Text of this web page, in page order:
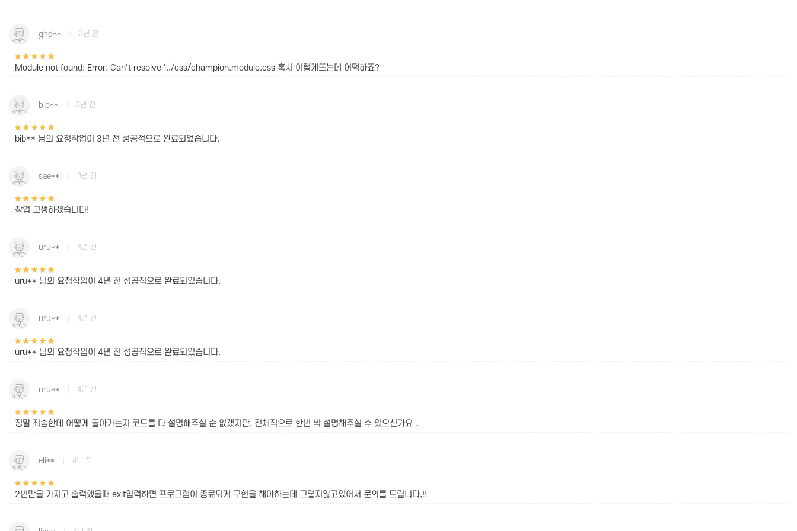
ghd** 3년 전
Module not found: Error: Can't resolve '../css/champion.module.css 혹시 이렇게뜨는데 어떡하죠?
bib** 3년 전
bib** 님의 요청작업이 3년 전 성공적으로 완료되었습니다.
sae** 3년 전
작업 고생하셨습니다!
uru** 4년 전
uru** 님의 요청작업이 4년 전 성공적으로 완료되었습니다.
uru** 4년 전
uru** 님의 요청작업이 4년 전 성공적으로 완료되었습니다.
uru** 4년 전
정말 죄송한데 어떻게 돌아가는지 코드를 다 설명해주실 순 없겠지만, 전체적으로 한번 싹 설명해주실 수 있으신가요 ..
eli** 4년 전
2번만을 가지고 출력했을때 exit입력하면 프로그램이 종료되게 구현을 해야하는데 그렇지않고있어서 문의를 드립니다,!!